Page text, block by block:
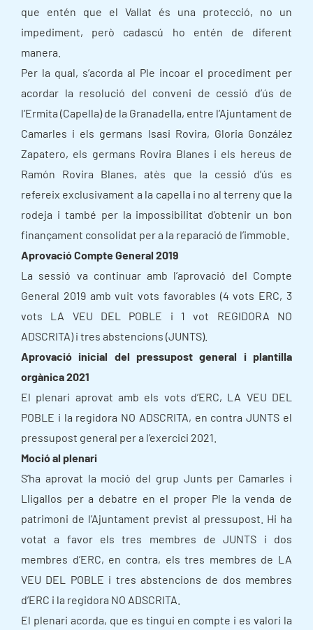
que entén que el Vallat és una protecció, no un
impediment, però cadascú ho entén de diferent
manera.
Per la qual, s’acorda al Ple incoar el procediment per
acordar la resolució del conveni de cessió d’ús de
l’Ermita (Capella) de la Granadella, entre l’Ajuntament de
Camarles i els germans Isasi Rovira, Gloria González
Zapatero, els germans Rovira Blanes i els hereus de
Ramón Rovira Blanes, atès que la cessió d’ús es
refereix exclusivament a la capella i no al terreny que la
rodeja i també per la impossibilitat d’obtenir un bon
finançament consolidat per a la reparació de l’immoble.
Aprovació Compte General 2019
La sessió va continuar amb l’aprovació del Compte
General 2019 amb vuit vots favorables (4 vots ERC, 3
vots LA VEU DEL POBLE i 1 vot REGIDORA NO
ADSCRITA) i tres abstencions (JUNTS).
Aprovació inicial del pressupost general i plantilla
orgànica 2021
El plenari aprovat amb els vots d’ERC, LA VEU DEL
POBLE i la regidora NO ADSCRITA, en contra JUNTS el
pressupost general per a l’exercici 2021.
Moció al plenari
S’ha aprovat la moció del grup Junts per Camarles i
Lligallos per a debatre en el proper Ple la venda de
patrimoni de l’Ajuntament previst al pressupost. Hi ha
votat a favor els tres membres de JUNTS i dos
membres d’ERC, en contra, els tres membres de LA
VEU DEL POBLE i tres abstencions de dos membres
d’ERC i la regidora NO ADSCRITA.
El plenari acorda, que es tingui en compte i es valori la